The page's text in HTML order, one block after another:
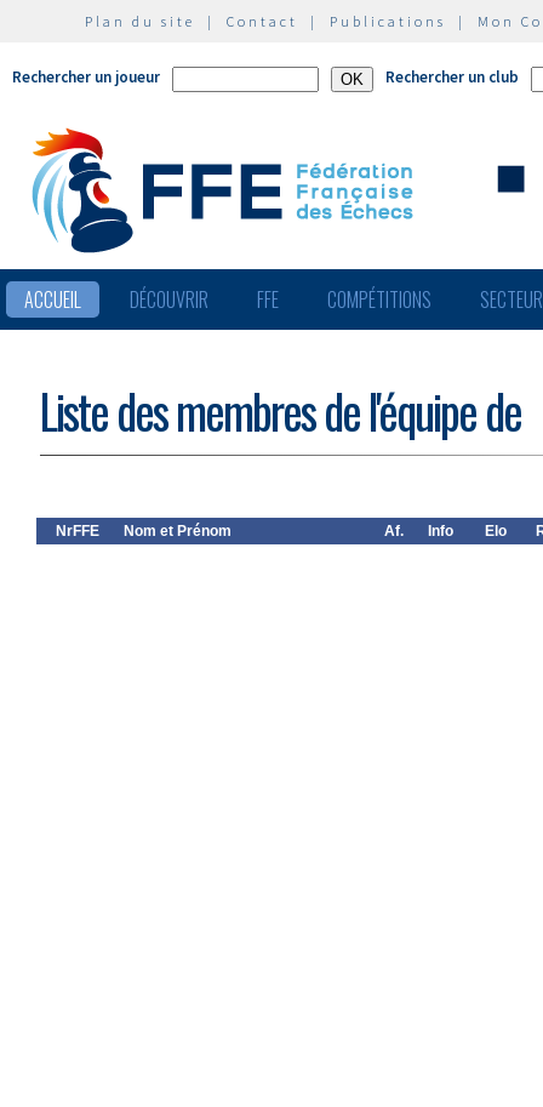
Plan du site | Contact | Publications | Mon
Rechercher un joueur Rechercher un club
ACCUEIL DÉCOUVRIR FFE COMPÉTITIONS
Liste des membres de l'équipe de
NrFFE Nom et Prénom Af. Info Elo